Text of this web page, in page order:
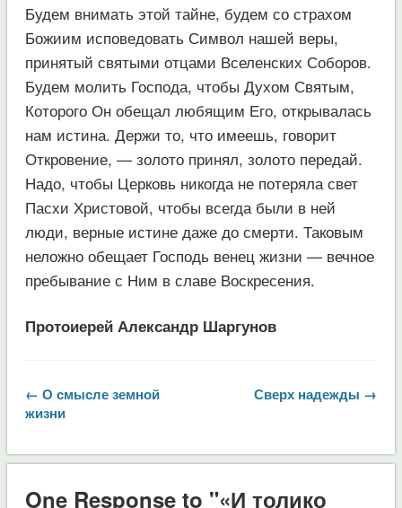
Будем внимать этой тайне, будем со страхом
Божиим исповедовать Символ нашей веры,
принятый святыми отцами Вселенских Соборов.
Будем молить Господа, чтобы Духом Святым,
Которого Он обещал любящим Его, открывалась
нам истина. Держи то, что имеешь, говорит
Откровение, — золото принял, золото передай.
Надо, чтобы Церковь никогда не потеряла свет
Пасхи Христовой, чтобы всегда были в ней
люди, верные истине даже до смерти. Таковым
неложно обещает Господь венец жизни — вечное
пребывание с Ним в славе Воскресения.
Протоиерей Александр Шаргунов
← О смысле земной
жизни
Сверх надежды →
One Response to "«И толико